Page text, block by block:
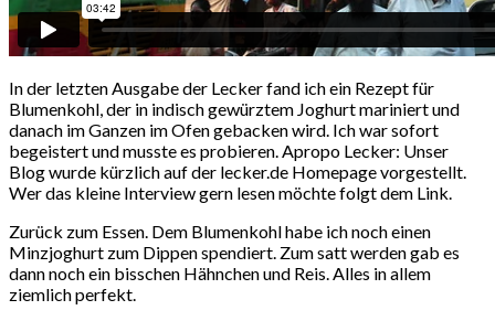
In der letzten Ausgabe der Lecker fand ich ein Rezept für
Blumenkohl, der in indisch gewürztem Joghurt mariniert und
danach im Ganzen im Ofen gebacken wird. Ich war sofort
begeistert und musste es probieren. Apropo Lecker: Unser
Blog wurde kürzlich auf der lecker.de Homepage vorgestellt.
Wer das kleine Interview gern lesen möchte folgt dem Link.
Zurück zum Essen. Dem Blumenkohl habe ich noch einen
Minzjoghurt zum Dippen spendiert. Zum satt werden gab es
dann noch ein bisschen Hähnchen und Reis. Alles in allem
ziemlich perfekt.